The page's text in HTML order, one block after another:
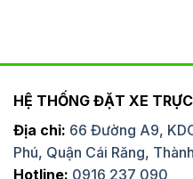
HỆ THỐNG ĐẶT XE
Địa chỉ: 66 Đường A9,
Phú, Quận Cái Răng,
Hotline: 0916 237 090